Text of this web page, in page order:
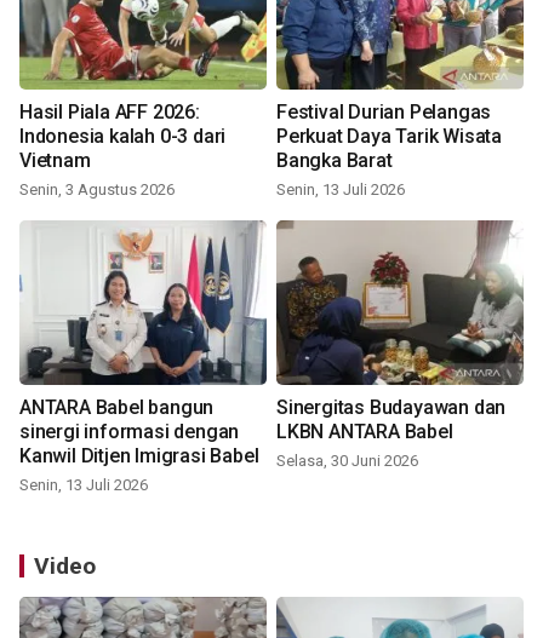
Hasil Piala AFF 2026:
Indonesia kalah 0-3 dari
Vietnam
Senin, 3 Agustus 2026
Festival Durian Pelangas
Perkuat Daya Tarik Wisata
Bangka Barat
Senin, 13 Juli 2026
ANTARA Babel bangun
sinergi informasi dengan
Kanwil Ditjen Imigrasi Babel
Senin, 13 Juli 2026
Sinergitas Budayawan dan
LKBN ANTARA Babel
Selasa, 30 Juni 2026
Video